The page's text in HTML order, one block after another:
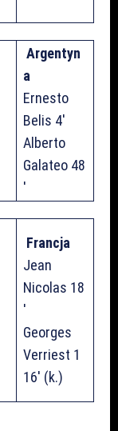
Argentyn
a
Ernesto
Belis 4′
Alberto
Galateo 48
′
Francja
Jean
Nicolas 18
′
Georges
Verriest 1
16′ (k.)